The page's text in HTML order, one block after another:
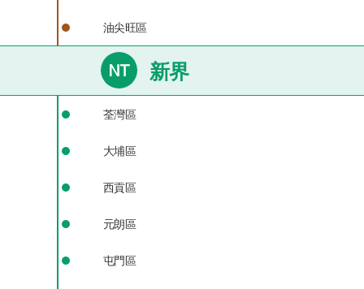
油尖旺區
荃灣區
大埔區
西貢區
元朗區
屯門區